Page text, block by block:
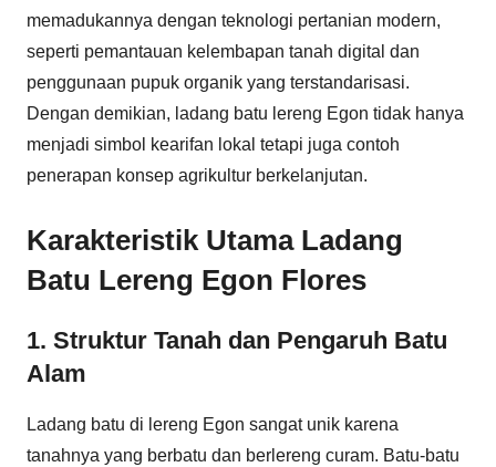
memadukannya dengan teknologi pertanian modern,
seperti pemantauan kelembapan tanah digital dan
penggunaan pupuk organik yang terstandarisasi.
Dengan demikian, ladang batu lereng Egon tidak hanya
menjadi simbol kearifan lokal tetapi juga contoh
penerapan konsep agrikultur berkelanjutan.
Karakteristik Utama Ladang
Batu Lereng Egon Flores
1. Struktur Tanah dan Pengaruh Batu
Alam
Ladang batu di lereng Egon sangat unik karena
tanahnya yang berbatu dan berlereng curam. Batu-batu